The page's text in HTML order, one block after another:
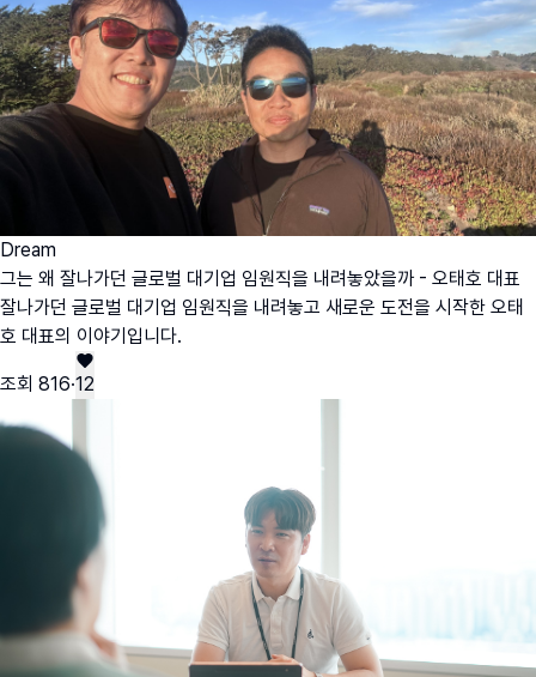
Dream
그는 왜 잘나가던 글로벌 대기업 임원직을 내려놓았을까 - 오태호 대표
잘나가던 글로벌 대기업 임원직을 내려놓고 새로운 도전을 시작한 오태
호 대표의 이야기입니다.
조회 816·12